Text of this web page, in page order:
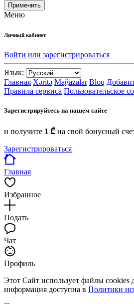
Применить
Меню
Личный кабинет
Войти или зарегистрироваться
Язык:
Главная Xəritə Mağazalar Bloq
Правила сервиса Пользовательское
Зарегистрируйтесь на нашем сайте
и получите 1 ₾ на свой бонусный
Зарегистрироваться
Главная
Избранное
Подать
Чат
Профиль
Этот Сайт использует файлы cookies
информация доступна в Политики